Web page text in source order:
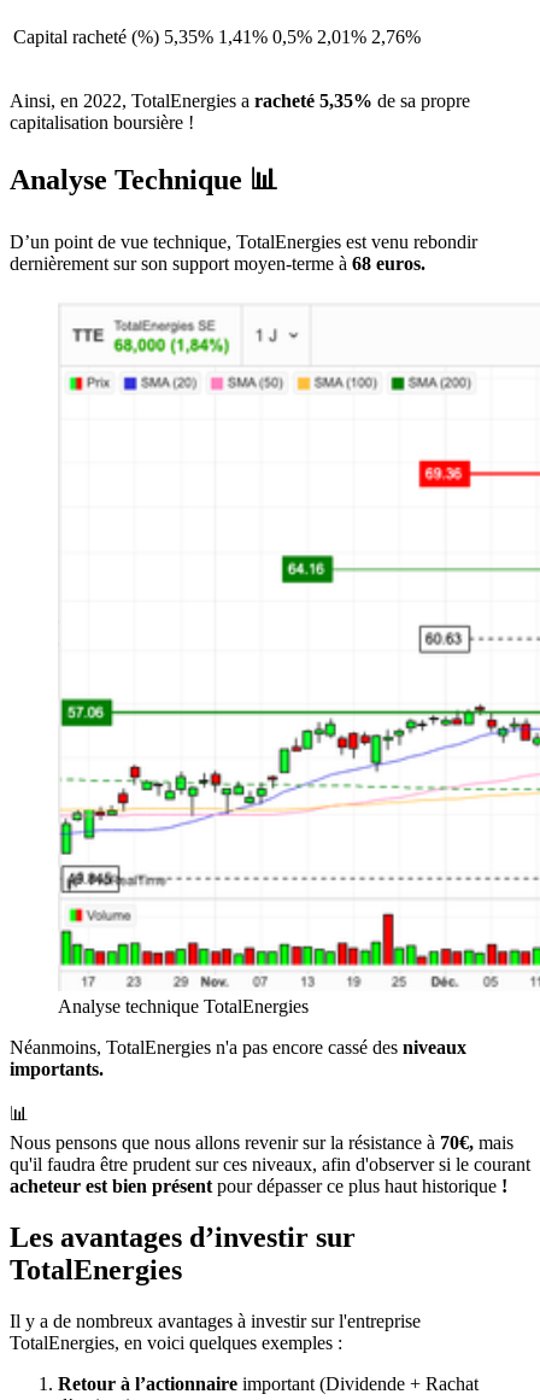
Capital racheté (%) 5,35% 1,41% 0,5% 2,01% 2,76%
Ainsi, en 2022, TotalEnergies a racheté 5,35% de sa propre
capitalisation boursière !
Analyse Technique 📊
D’un point de vue technique, TotalEnergies est venu rebondir
dernièrement sur son support moyen-terme à 68 euros.
Analyse technique TotalEnergies
Néanmoins, TotalEnergies n'a pas encore cassé des niveaux
importants.
📊
Nous pensons que nous allons revenir sur la résistance à 70€, mais
qu'il faudra être prudent sur ces niveaux, afin d'observer si le courant
acheteur est bien présent pour dépasser ce plus haut historique !
Les avantages d’investir sur
TotalEnergies
Il y a de nombreux avantages à investir sur l'entreprise
TotalEnergies, en voici quelques exemples :
Retour à l’actionnaire important (Dividende + Rachat